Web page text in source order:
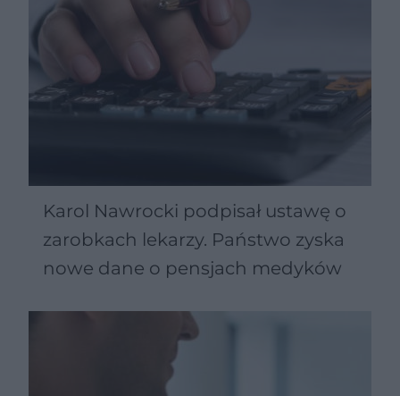
Karol Nawrocki podpisał ustawę o
zarobkach lekarzy. Państwo zyska
nowe dane o pensjach medyków